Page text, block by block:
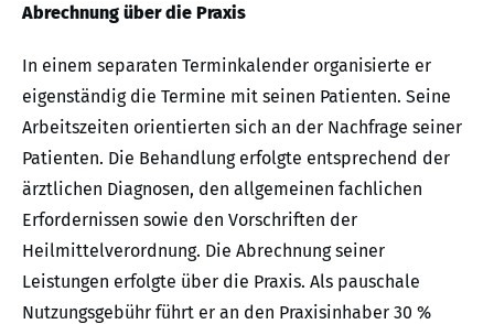
Abrechnung über die Praxis
In einem separaten Terminkalender organisierte er
eigenständig die Termine mit seinen Patienten. Seine
Arbeitszeiten orientierten sich an der Nachfrage seiner
Patienten. Die Behandlung erfolgte entsprechend der
ärztlichen Diagnosen, den allgemeinen fachlichen
Erfordernissen sowie den Vorschriften der
Heilmittelverordnung. Die Abrechnung seiner
Leistungen erfolgte über die Praxis. Als pauschale
Nutzungsgebühr führt er an den Praxisinhaber 30 %